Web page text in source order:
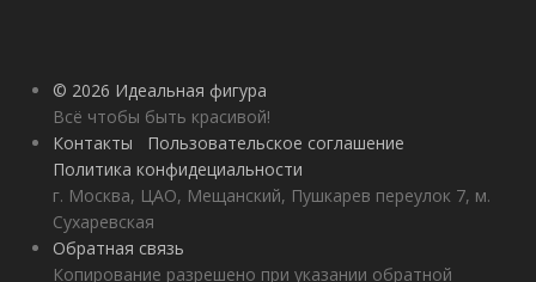
© 2026 Идеальная фигура
Всё чтобы быть красивой!
Контакты
Пользовательское соглашение
Политика конфидециальности
г. Москва, ЦАО, Мещанский, Пушкарев переулок 7, м.
Сухаревская
Обратная связь
Копирование разрешено при указании обратной